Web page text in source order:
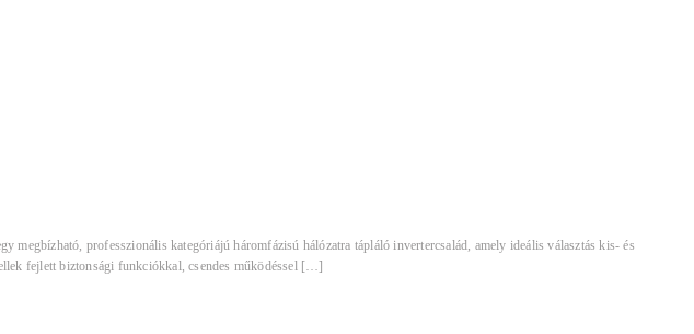
professzionális kategóriájú háromfázisú hálózatra tápláló invertercsalád, amely ideális választás kis- és
fejlett biztonsági funkciókkal, csendes működéssel […]